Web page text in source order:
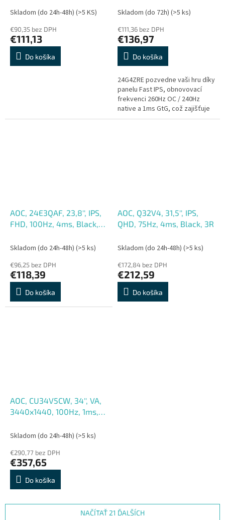
180Hz
Skladom (do 24h-48h) (>5 KS)
€90,35 bez DPH
€111,13
Do košíka
300cd, 2xHDMI, DP, VESA
Skladom (do 72h) (>5 ks)
€111,36 bez DPH
€136,97
Do košíka
24G4ZRE pozvedne vaši hru díky
panelu Fast IPS, obnovovací
frekvenci 260Hz OC / 240Hz
native a 1ms GtG, což zajišťuje
superhladkou a rychlou odezvu.
AOC, 24E3QAF, 23,8'', IPS,
FHD, 100Hz, 4ms, Black,
Skladom (do 24h-48h) (>5 ks)
€96,25 bez DPH
€118,39
Do košíka
AOC, Q32V4, 31,5'', IPS,
QHD, 75Hz, 4ms, Black, 3R
Skladom (do 24h-48h) (>5 ks)
€172,84 bez DPH
€212,59
Do košíka
AOC, CU34V5CW, 34'', VA,
3440x1440, 100Hz, 1ms,
Skladom (do 24h-48h) (>5 ks)
€290,77 bez DPH
€357,65
Do košíka
NAČÍTAŤ 21 ĎALŠÍCH